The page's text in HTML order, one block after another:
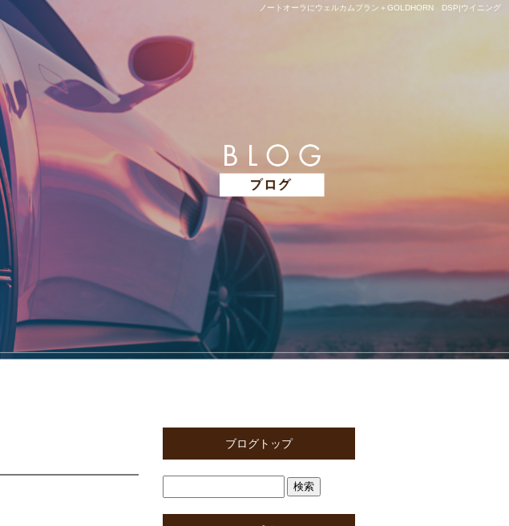
ノートオーラにウェルカムプラン＋GOLDHORN DSP|ウイニング
ブログトップ